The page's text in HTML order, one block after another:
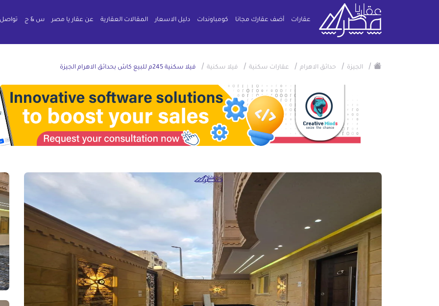
عقارات أضف عقارك مجانا كومباوندات دليل الاسعار المقالات العقارية عن عقار يا مصر س & ج
/ الجيزة / حدائق الاهرام / عقارات سكنية / فيلا سكنية / فيلا سكنية 245م للبيع كاش بحدائق الاهرام الجيزة